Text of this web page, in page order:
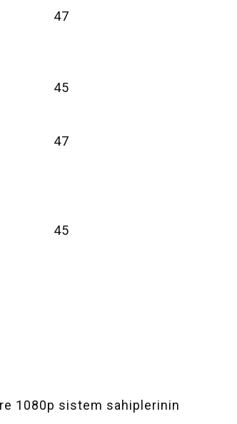
47
45
47
45
1080p sistem sahiplerinin